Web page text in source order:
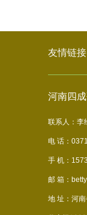
友情链接
河南四
联系人：李
电 话：
手 机：
邮 箱：
地 址：河